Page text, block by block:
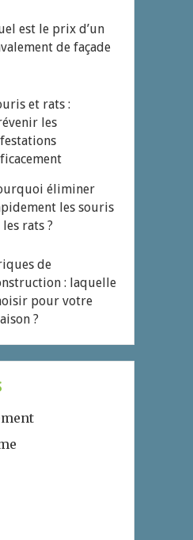
est le prix d’un
de façade
et rats :
les
éliminer
les souris
rats ?
de
: laquelle
pour votre
?